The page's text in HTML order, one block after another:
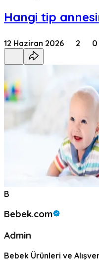
Hangi tip
12 Haziran 2026 2 0
B
Bebek.com
Admin
Bebek Ürünleri ve